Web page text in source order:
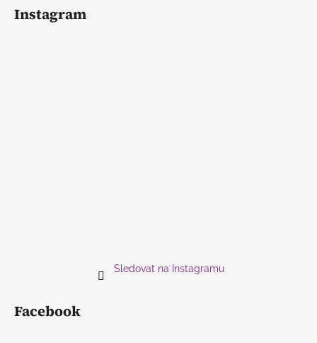
Instagram
Sledovat na Instagramu
Facebook